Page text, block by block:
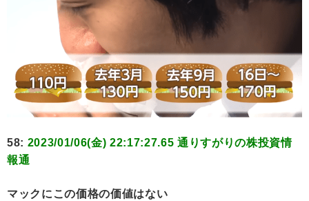
58: 2023/01/06(金) 22:17:27.65 通りすがりの株投資情
報通
マックにこの価格の価値はない